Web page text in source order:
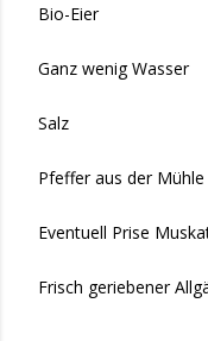
Bio-Eier
Ganz wenig Wasser
Salz
Pfeffer aus der Mühle
Eventuell Prise
Frisch geriebener